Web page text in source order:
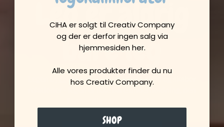
Leg er aldrig
bare leg
Legen bygger kommunikation, selvtillid og skaber
relationer - legen er ikke bare underholdning, den
CIHA er solgt til Creativ Company
og der er derfor ingen salg via
hjemmesiden her.
Alle vores produkter finder du nu
hos Creativ Company.
SHOP